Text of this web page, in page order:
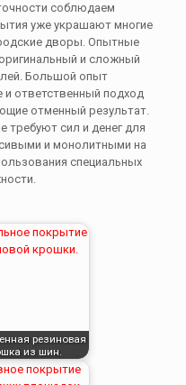
соблюдаем
уже украшают многие
дворы. Опытные
и сложный
Большой опыт
ответственный подход
отменный результат.
требуют сил и денег для
и монолитными на
специальных
резиновая
из шин.